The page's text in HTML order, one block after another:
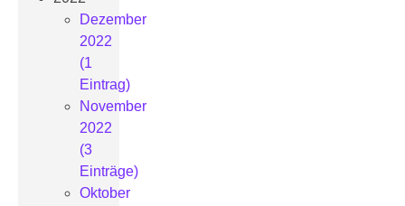
Dezember
2022
(1
Eintrag)
November
2022
(3
Einträge)
Oktober